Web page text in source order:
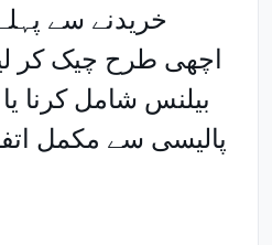
خریدنے سے
اچھی طرح چیک کر
بیلنس شامل کرنا
پالیسی سے مکمل